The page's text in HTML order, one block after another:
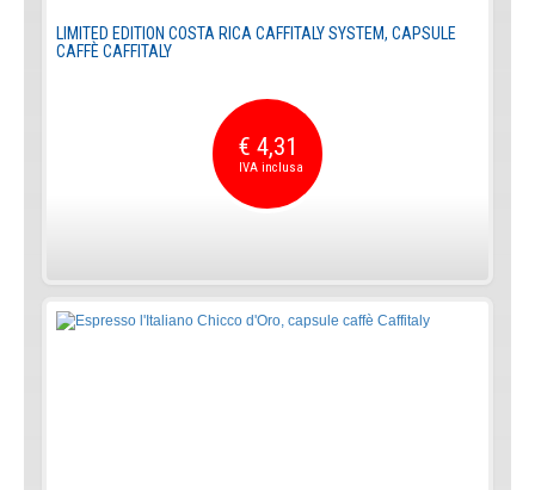
LIMITED EDITION COSTA RICA CAFFITALY SYSTEM, CAPSULE
CAFFÈ CAFFITALY
€ 4,31